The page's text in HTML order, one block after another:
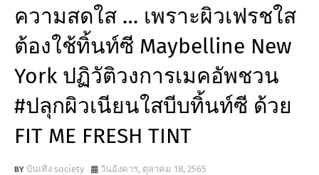
ความสดใส … เพราะผิวเฟรชใส
ต้องใช้ทิ้นท์ซี Maybelline New
York ปฏิวัติวงการเมคอัพชวน
#ปลุกผิวเนียนใสบีบทิ้นท์ซี ด้วย
FIT ME FRESH TINT
บันเทิง society วันอังคาร, ตุลาคม 18, 2565